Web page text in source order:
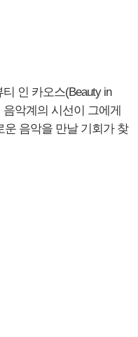
인 카오스(Beauty in
악계의 시선이 그에게
운 음악을 만날 기회가 찾